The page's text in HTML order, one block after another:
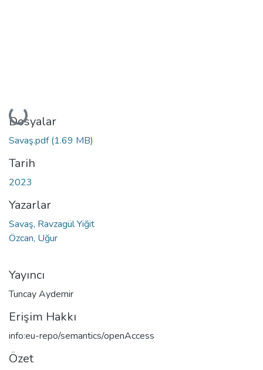
Yükleniyor...
Dosyalar
Savaş.pdf(1.69 MB)
Tarih
2023
Yazarlar
Savaş, Ravzagül Yiğit
Özcan, Uğur
Yayıncı
Tuncay Aydemir
Erişim Hakkı
info:eu-repo/semantics/openAccess
Özet